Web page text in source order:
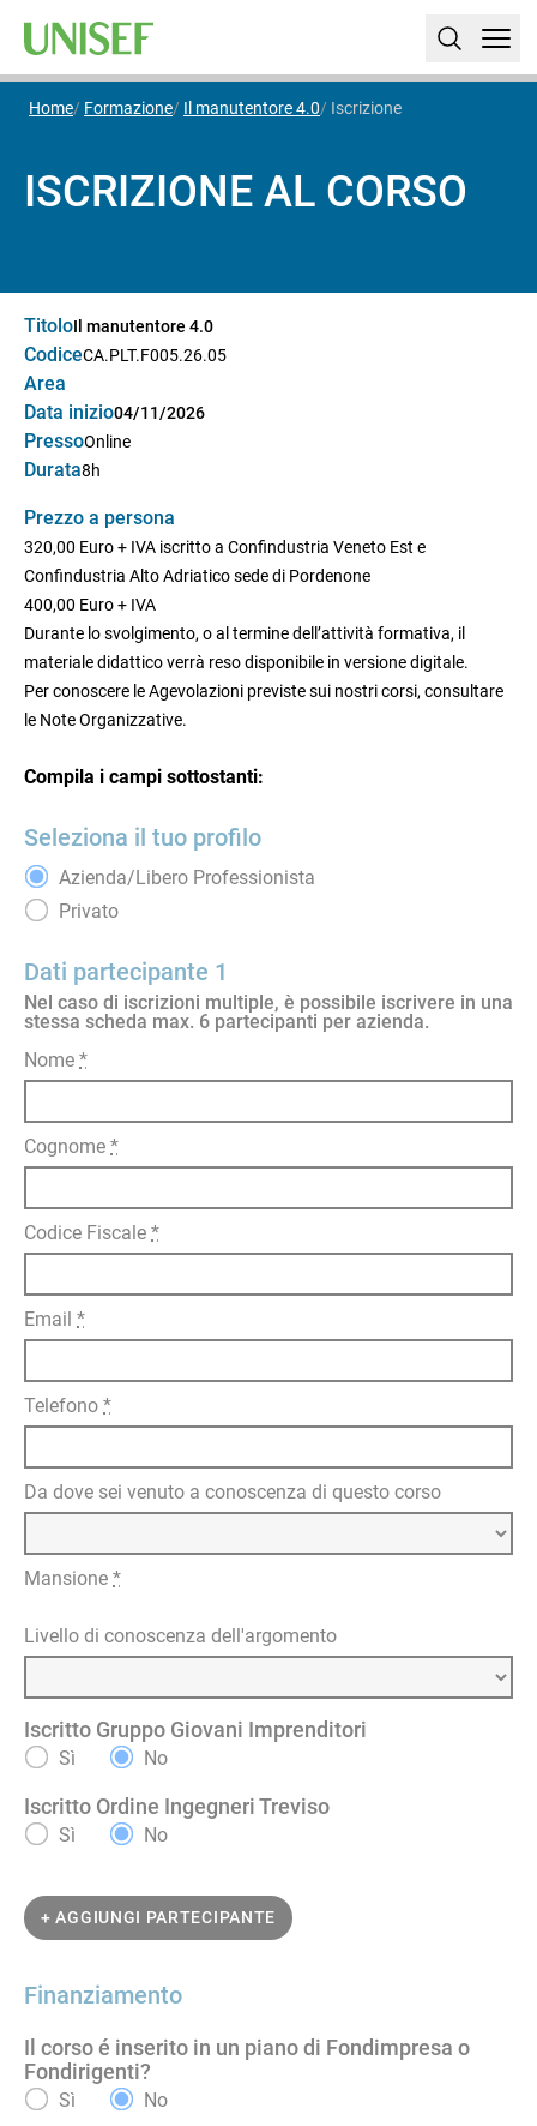
Home Formazione Il manutentore 4.0 Iscrizione
ISCRIZIONE AL CORSO
TitoloIl manutentore 4.0
CodiceCA.PLT.F005.26.05
Area
Data inizio04/11/2026
PressoOnline
Durata8h
Prezzo a persona
320,00 Euro + IVA iscritto a Confindustria Veneto Est e
Confindustria Alto Adriatico sede di Pordenone
400,00 Euro + IVA
Durante lo svolgimento, o al termine dell’attività formativa, il
materiale didattico verrà reso disponibile in versione digitale.
Per conoscere le Agevolazioni previste sui nostri corsi, consultare
le Note Organizzative.
Compila i campi sottostanti:
Seleziona il tuo profilo
Azienda/Libero Professionista
Privato
Dati partecipante 1
Nel caso di iscrizioni multiple, è possibile iscrivere in una
stessa scheda max. 6 partecipanti per azienda.
Nome *
Cognome *
Codice Fiscale *
Email *
Telefono *
Da dove sei venuto a conoscenza di questo corso
Mansione *
Livello di conoscenza dell'argomento
Iscritto Gruppo Giovani Imprenditori
Sì No
Iscritto Ordine Ingegneri Treviso
Sì No
+ AGGIUNGI PARTECIPANTE
Finanziamento
Il corso é inserito in un piano di Fondimpresa o
Fondirigenti?
Sì No